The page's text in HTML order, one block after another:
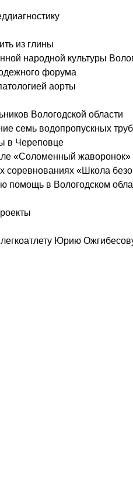
из глины
народной культуры
форума
аорты
Вологодской области
семь водопропускных труб
в Череповце
«Соломенный
соревнованиях «Школа
помощь в Вологодском
Юрию